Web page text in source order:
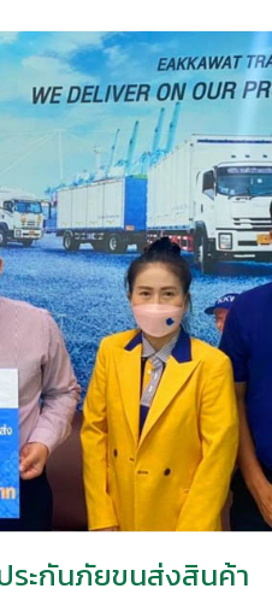
ระกันภัยขนส่งสินค้า